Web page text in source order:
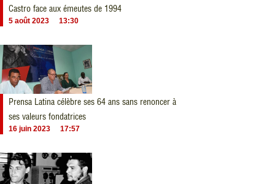
Castro face aux émeutes de 1994
5 août 2023 13:30
Prensa Latina célèbre ses 64 ans sans renoncer à
ses valeurs fondatrices
16 juin 2023 17:57